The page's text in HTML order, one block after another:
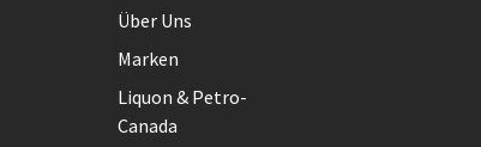
Über Uns
Marken
Liquon & Petro-
Canada